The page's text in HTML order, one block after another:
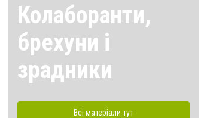
Колаборанти,
брехуни і
зрадники
Всі матеріали тут